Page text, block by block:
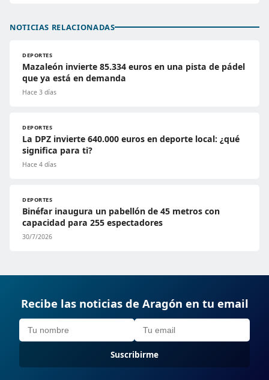
NOTICIAS RELACIONADAS
DEPORTES
Mazaleón invierte 85.334 euros en una pista de pádel
que ya está en demanda
Hace 3 días
DEPORTES
La DPZ invierte 640.000 euros en deporte local: ¿qué
significa para ti?
Hace 4 días
DEPORTES
Binéfar inaugura un pabellón de 45 metros con
capacidad para 255 espectadores
30/7/2026
Recibe las noticias de Aragón en tu email
Suscribirme